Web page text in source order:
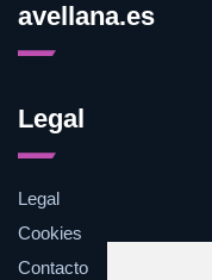
avellana.es
Legal
Legal
Cookies
Contacto